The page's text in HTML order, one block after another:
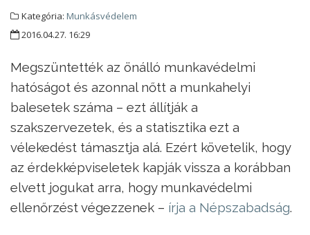
Kategória: Munkásvédelem
2016.04.27. 16:29
Megszüntették az önálló munkavédelmi
hatóságot és azonnal nőtt a munkahelyi
balesetek száma – ezt állítják a
szakszervezetek, és a statisztika ezt a
vélekedést támasztja alá. Ezért követelik, hogy
az érdekképviseletek kapják vissza a korábban
elvett jogukat arra, hogy munkavédelmi
ellenőrzést végezzenek – írja a Népszabadság.